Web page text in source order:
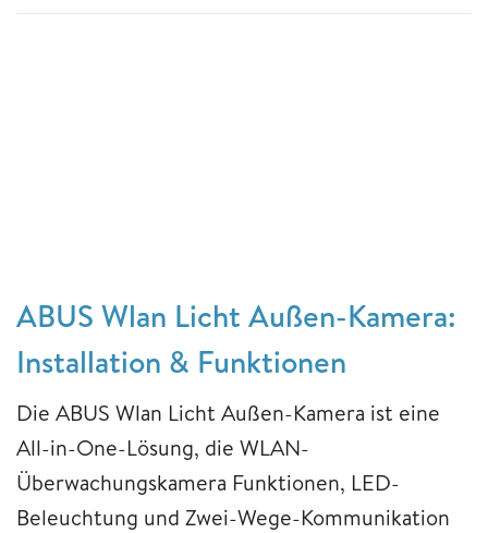
ABUS Wlan Licht Außen-Kamera:
Installation & Funktionen
Die ABUS Wlan Licht Außen-Kamera ist eine
All-in-One-Lösung, die WLAN-
Überwachungskamera Funktionen, LED-
Beleuchtung und Zwei-Wege-Kommunikation